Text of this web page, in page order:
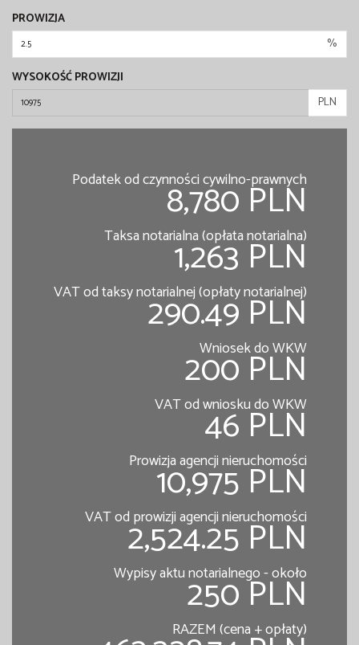
PROWIZJA
%
WYSOKOŚĆ PROWIZJI
PLN
Podatek od czynności cywilno-prawnych
8,780 PLN
Taksa notarialna (opłata notarialna)
1,263 PLN
VAT od taksy notarialnej (opłaty notarialnej)
290.49 PLN
Wniosek do WKW
200 PLN
VAT od wniosku do WKW
46 PLN
Prowizja agencji nieruchomości
10,975 PLN
VAT od prowizji agencji nieruchomości
2,524.25 PLN
Wypisy aktu notarialnego - około
250 PLN
RAZEM (cena + opłaty)